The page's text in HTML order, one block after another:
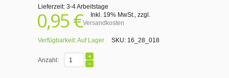
Lieferzeit: 3-4 Arbeitstage
0,95 € Inkl. 19% MwSt., zzgl.
Versandkosten
Verfügbarkeit:Auf Lager SKU: 16_28_018
Anzahl: